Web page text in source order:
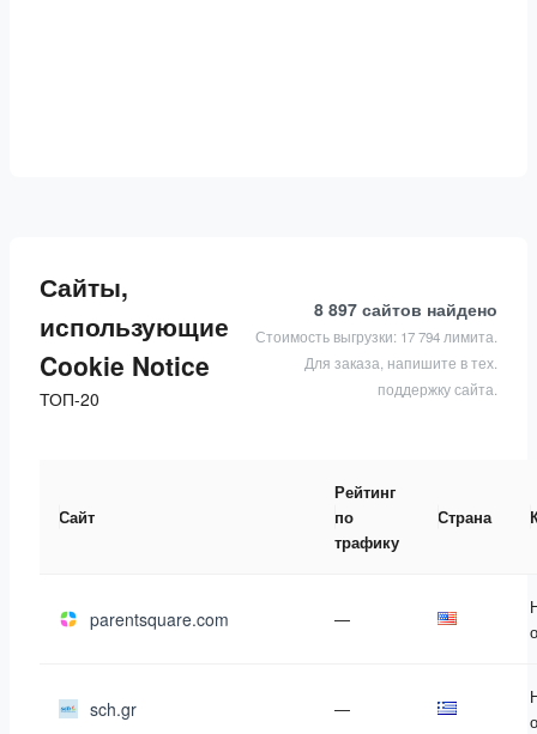
Сайты,
использующие
Cookie Notice
ТОП-20
8 897 сайтов найдено
Стоимость выгрузки: 17 794 лимита.
Для заказа, напишите в тех.
поддержку сайта.
Сайт
Рейтинг
по
трафику
Страна
parentsquare.com —
sch.gr —